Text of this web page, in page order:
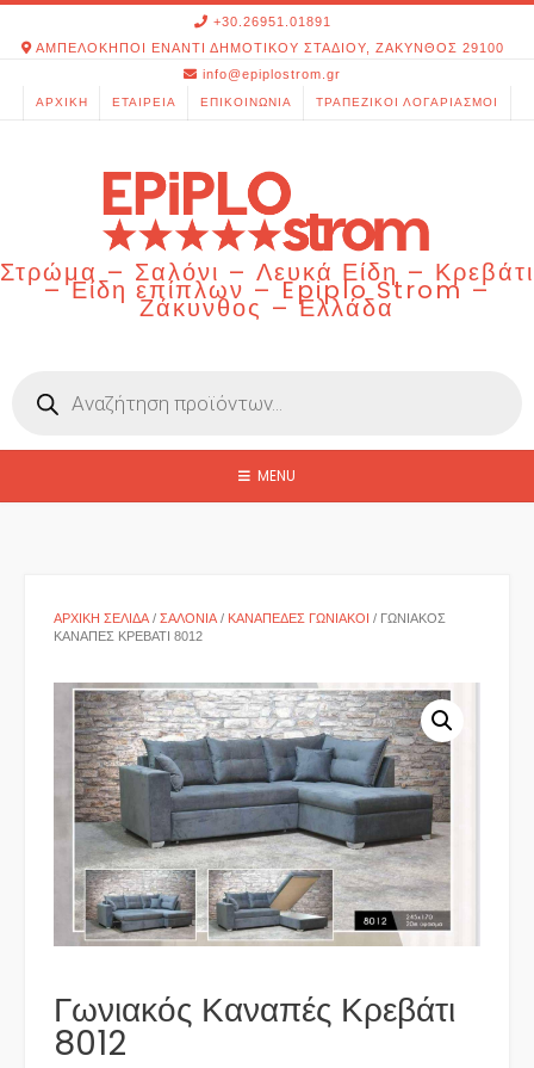
+30.26951.01891
ΑΜΠΕΛΟΚΗΠΟΙ ΕΝΑΝΤΙ ΔΗΜΟΤΙΚΟΥ ΣΤΑΔΙΟΥ, ΖΑΚΥΝΘΟΣ 29100
info@epiplostrom.gr
ΑΡΧΙΚΉ ΕΤΑΙΡΕΊΑ ΕΠΙΚΟΙΝΩΝΊΑ ΤΡΑΠΕΖΙΚΟΊ ΛΟΓΑΡΙΑΣΜΟΊ
Στρώμα – Σαλόνι – Λευκά Είδη – Κρεβάτι
– Είδη επίπλων – Epiplo Strom –
Ζάκυνθος – Ελλάδα
search
MENU
ΑΡΧΙΚΉ ΣΕΛΊΔΑ / ΣΑΛΌΝΙΑ / ΚΑΝΑΠΈΔΕΣ ΓΩΝΙΑΚΟΊ / ΓΩΝΙΑΚΌΣ
ΚΑΝΑΠΈΣ ΚΡΕΒΆΤΙ 8012
Γωνιακός Καναπές Κρεβάτι
8012